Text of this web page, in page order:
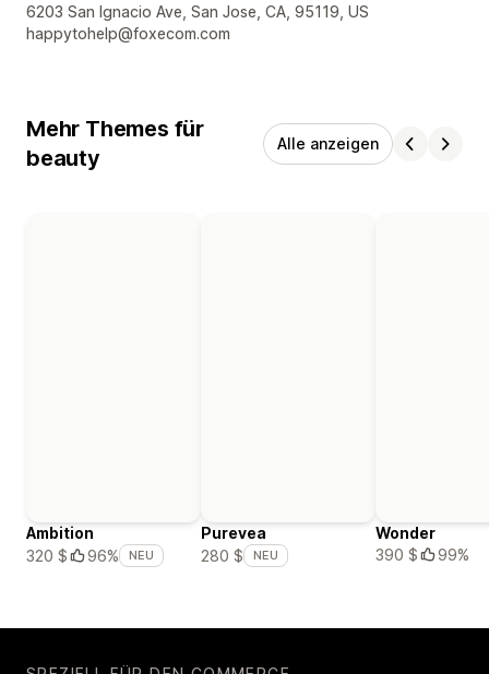
Designer-Kontaktdaten
6203 San Ignacio Ave, San Jose, CA, 95119, US
happytohelp@foxecom.com
Mehr Themes für
beauty
Alle anzeigen
Ambition
320 $
96% NEU
Purevea
280 $
NEU
Wonder
390 $
99%